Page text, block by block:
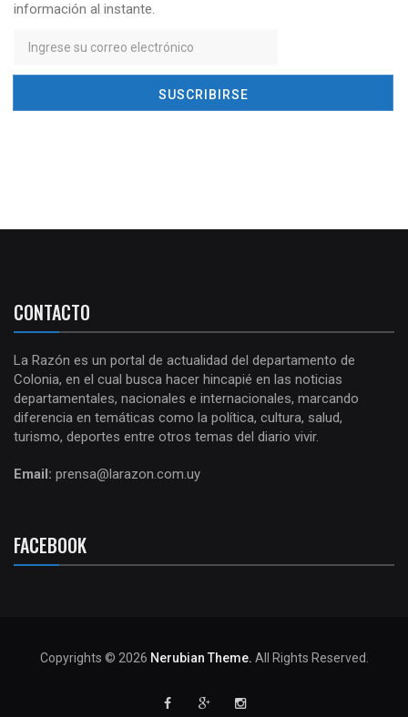
información al instante.
CONTACTO
La Razón es un portal de actualidad del departamento de
Colonia, en el cual busca hacer hincapié en las noticias
departamentales, nacionales e internacionales, marcando
diferencia en temáticas como la política, cultura, salud,
turismo, deportes entre otros temas del diario vivir.
Email: prensa@larazon.com.uy
FACEBOOK
Copyrights © 2026 Nerubian Theme. All Rights Reserved.